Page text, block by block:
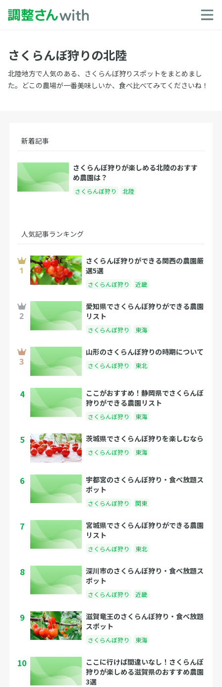
さくらんぼ狩りの北陸
北陸地方で人気のある、さくらんぼ狩りスポットをまとめまし
た。どこの農場が一番美味しいか、食べ比べてみてくださいね！
新着記事
さくらんぼ狩りが楽しめる北陸のおすす
め農園は？
さくらんぼ狩り 北陸
人気記事ランキング
さくらんぼ狩りができる関西の農園厳
選5選
さくらんぼ狩り 近畿
愛知県でさくらんぼ狩りができる農園
リスト
さくらんぼ狩り 東海
山形のさくらんぼ狩りの時期について
さくらんぼ狩り 東北
4
ここがおすすめ！静岡県でさくらんぼ
狩りができる農園リスト
さくらんぼ狩り 東海
5 茨城県でさくらんぼ狩りを楽しむなら
さくらんぼ狩り 東海
6
宇都宮のさくらんぼ狩り・食べ放題ス
ポット
さくらんぼ狩り 関東
7
宮城県でさくらんぼ狩りができる農園
リスト
さくらんぼ狩り 東北
8
深川市のさくらんぼ狩り・食べ放題ス
ポット
さくらんぼ狩り 近畿
9
滋賀竜王のさくらんぼ狩り・食べ放題
スポット
さくらんぼ狩り 東海
10
ここに行けば間違いなし！さくらんぼ
狩りが楽しめる滋賀県のおすすめ農園
3選